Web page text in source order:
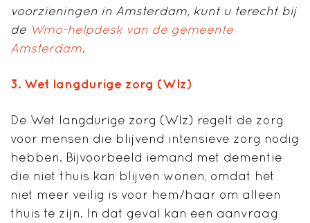
voorzieningen in Amsterdam, kunt u terecht bij
de Wmo-helpdesk van de gemeente
Amsterdam.
3. Wet langdurige zorg (Wlz)
De Wet langdurige zorg (Wlz) regelt de zorg
voor mensen die blijvend intensieve zorg nodig
hebben. Bijvoorbeeld iemand met dementie
die niet thuis kan blijven wonen, omdat het
niet meer veilig is voor hem/haar om alleen
thuis te zijn. In dat geval kan een aanvraag